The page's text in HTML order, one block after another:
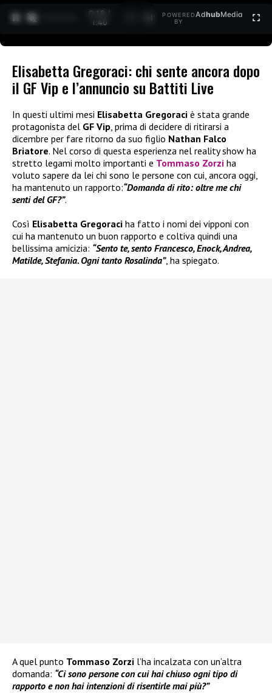
0:19 /
1:40
POWERED
BY
AdhubMedia
Elisabetta Gregoraci: chi sente ancora dopo
il GF Vip e l’annuncio su Battiti Live
In questi ultimi mesi Elisabetta Gregoraci è stata grande
protagonista del GF Vip, prima di decidere di ritirarsi a
dicembre per fare ritorno da suo figlio Nathan Falco
Briatore. Nel corso di questa esperienza nel reality show ha
stretto legami molto importanti e Tommaso Zorzi ha
voluto sapere da lei chi sono le persone con cui, ancora oggi,
ha mantenuto un rapporto:“Domanda di rito: oltre me chi
senti del GF?”.
Così Elisabetta Gregoraci ha fatto i nomi dei vipponi con
cui ha mantenuto un buon rapporto e coltiva quindi una
bellissima amicizia: “Sento te, sento Francesco, Enock, Andrea,
Matilde, Stefania. Ogni tanto Rosalinda”, ha spiegato.
A quel punto Tommaso Zorzi l’ha incalzata con un’altra
domanda: “Ci sono persone con cui hai chiuso ogni tipo di
rapporto e non hai intenzioni di risentirle mai più?”